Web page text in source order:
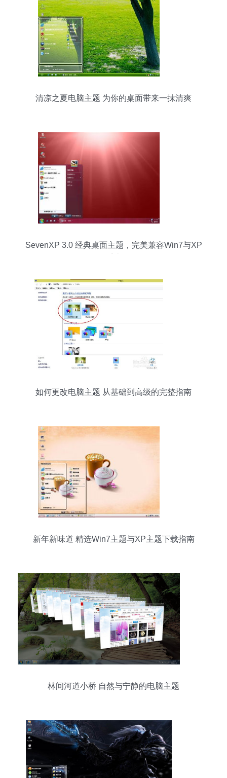
清凉之夏电脑主题 为你的桌面带来一抹清爽
SevenXP 3.0 经典桌面主题，完美兼容Win7与XP
如何更改电脑主题 从基础到高级的完整指南
新年新味道 精选Win7主题与XP主题下载指南
林间河道小桥 自然与宁静的电脑主题